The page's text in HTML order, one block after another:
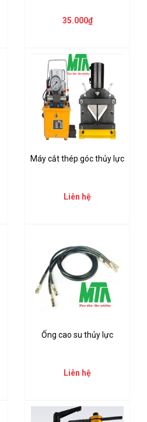
35.000₫
Máy cắt thép góc thủy lực
Liên hệ
Ống cao su thủy lực
Liên hệ